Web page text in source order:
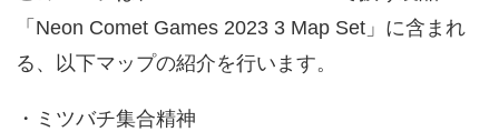
「Neon Comet Games 2023 3 Map Set」に含まれ
る、以下マップの紹介を行います。
・ミツバチ集合精神